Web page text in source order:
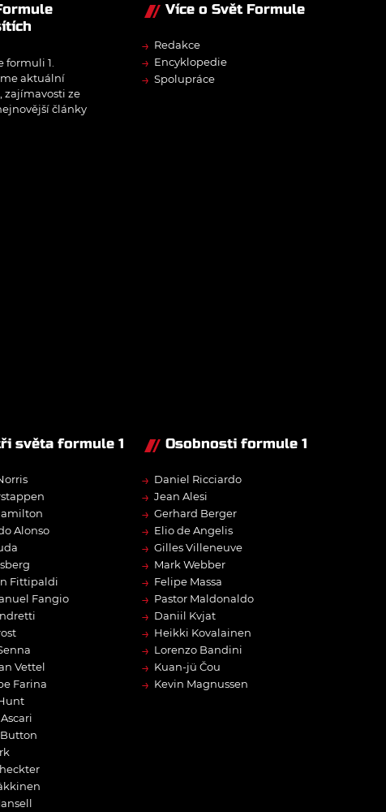
formuli 1.
aktuální
zajímavosti ze
články
Více o Svět Formule
→ Redakce
→ Encyklopedie
→ Spolupráce
světa formule 1
Alonso
Fittipaldi
Fangio
Vettel
Farina
Osobnosti formule 1
→ Daniel Ricciardo
→ Jean Alesi
→ Gerhard Berger
→ Elio de Angelis
→ Gilles Villeneuve
→ Mark Webber
→ Felipe Massa
→ Pastor Maldonaldo
→ Daniil Kvjat
→ Heikki Kovalainen
→ Lorenzo Bandini
→ Kuan-jü Čou
→ Kevin Magnussen